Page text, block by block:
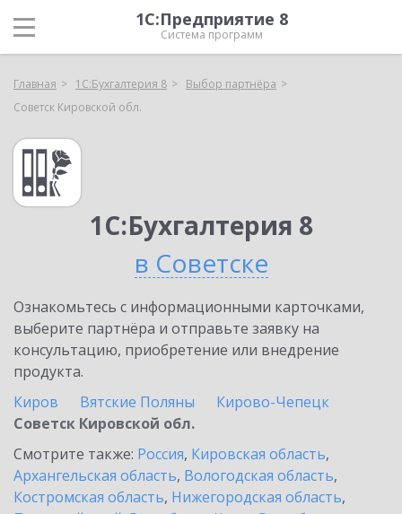
1С:Предприятие 8
Система программ
Главная 1С:Бухгалтерия 8
Выбор партнёра
Советск Кировской обл.
1С:Бухгалтерия 8
в Советске
Ознакомьтесь с информационными карточками,
выберите партнёра и отправьте заявку на
консультацию, приобретение или внедрение
продукта.
Киров
Вятские Поляны
Кирово-Чепецк
Советск Кировской обл.
Смотрите также: Россия, Кировская область,
Архангельская область, Вологодская область,
Костромская область, Нижегородская область,